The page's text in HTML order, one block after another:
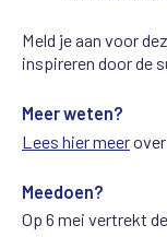
Meld je aan voor
inspireren door de
Meer weten?
Lees hier meer
Meedoen?
Op 6 mei vertrekt